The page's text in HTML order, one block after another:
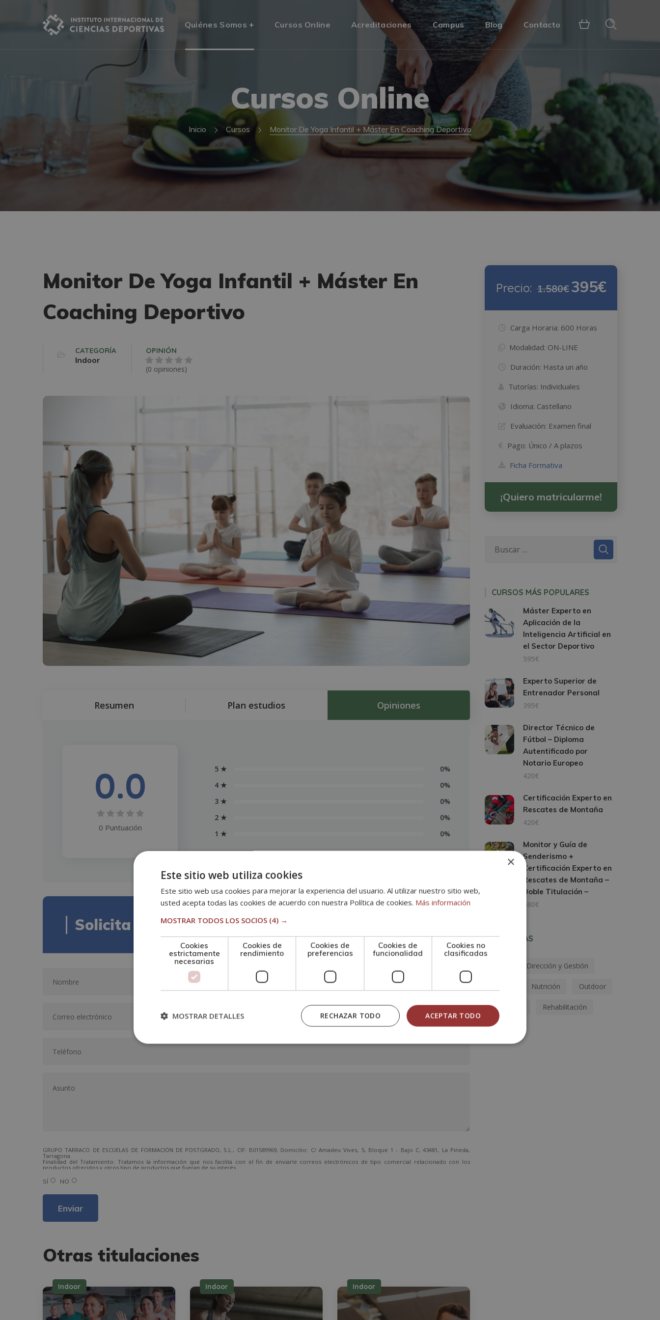
Quiénes Somos Cursos Online Acreditaciones Campus Blog Contacto
Cursos Online
Inicio Cursos Monitor De Yoga Infantil + Máster En Coaching Deportivo
Monitor De Yoga Infantil + Máster En
Coaching Deportivo
CATEGORÍA
Indoor
OPINIÓN
(0 opiniones)
Resumen Plan estudios Opiniones
0.0
0 Puntuación
5 ★
0%
4 ★
0%
3 ★
0%
2 ★
0%
1 ★
0%
Solicita información
GRUPO TARRACO DE ESCUELAS DE FORMACIÓN DE POSTGRADO, S.L., CIF: B01589969, Domicilio: C/ Amadeu Vives, 5, Bloque 1 - Bajo C, 43481, La Pineda,
Tarragona.
Finalidad del Tratamiento: Tratamos la información que nos facilita con el fin de enviarle correos electrónicos de tipo comercial relacionado con los
productos ofrecidos y otros tipo de productos que fueran de su interés.
Derechos: Puede ejercitar sus derechos identificándose suficientemente, dirigiéndose a la dirección direccion@grupotarraco.com.
Para más información consulte nuestra Política de Privacidad.
SÍ NO
Otras titulaciones
Indoor Indoor Indoor
Precio: 1.580€ 395€
Carga Horaria: 600 Horas
Modalidad: ON-LINE
Duración: Hasta un año
Tutorías: Individuales
Idioma: Castellano
Evaluación: Examen final
Pago: Único / A plazos
Ficha Formativa
¡Quiero matricularme!
CURSOS MÁS POPULARES
Máster Experto en
Aplicación de la
Inteligencia Artificial en
el Sector Deportivo
595€
Experto Superior de
Entrenador Personal
395€
Director Técnico de
Fútbol – Diploma
Autentificado por
Notario Europeo
420€
Certificación Experto en
Rescates de Montaña
420€
Monitor y Guía de
Senderismo +
Certificación Experto en
Rescates de Montaña –
Doble Titulación –
680€
ETIQUETAS
Dirección y Gestión
Nutrición Outdoor
Psicología Rehabilitación
×
Este sitio web utiliza cookies
Este sitio web usa cookies para mejorar la experiencia del usuario. Al utilizar nuestro sitio web,
usted acepta todas las cookies de acuerdo con nuestra Política de cookies. Más información
MOSTRAR TODOS LOS SOCIOS (4) →
Cookies
estrictamente
necesarias
Cookies de
rendimiento
Cookies de
preferencias
Cookies de
funcionalidad
Cookies no
clasificadas
ACEPTAR TODO
RECHAZAR TODO
MOSTRAR DETALLES